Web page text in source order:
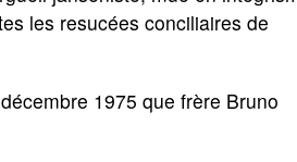
les resucées conciliaires de
1975 que frère Bruno